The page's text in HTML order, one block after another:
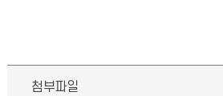
첨부파일